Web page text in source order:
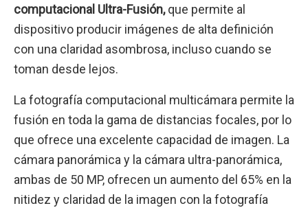
computacional Ultra-Fusión,que permite al
dispositivo producir imágenes de alta definición
con una claridad asombrosa, incluso cuando se
toman desde lejos.
La fotografía computacional multicámara permite la
fusión en toda la gama de distancias focales, por lo
que ofrece una excelente capacidad de imagen. La
cámara panorámica y la cámara ultra-panorámica,
ambas de 50 MP, ofrecen un aumento del 65% en la
nitidez y claridad de la imagen con la fotografía